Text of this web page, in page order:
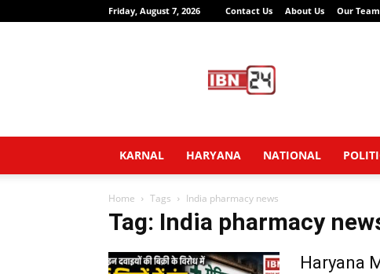
Friday, August 7, 2026 Contact Us About Us Our Team
News
Network
KARNAL HARYANA NATIONAL
Home Tags India pharmacy news
Tag: India pharmacy
Haryana